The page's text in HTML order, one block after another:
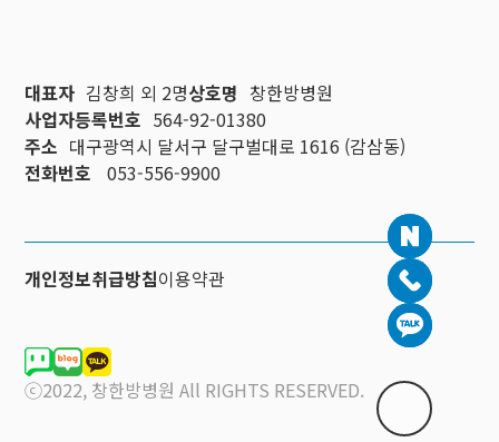
대표자 김창희 외 2명상호명 창한방병원
사업자등록번호 564-92-01380
주소 대구광역시 달서구 달구벌대로 1616 (감삼동)
전화번호
053-556-9900
개인정보취급방침이용약관
ⓒ2022, 창한방병원 All RIGHTS RESERVED.